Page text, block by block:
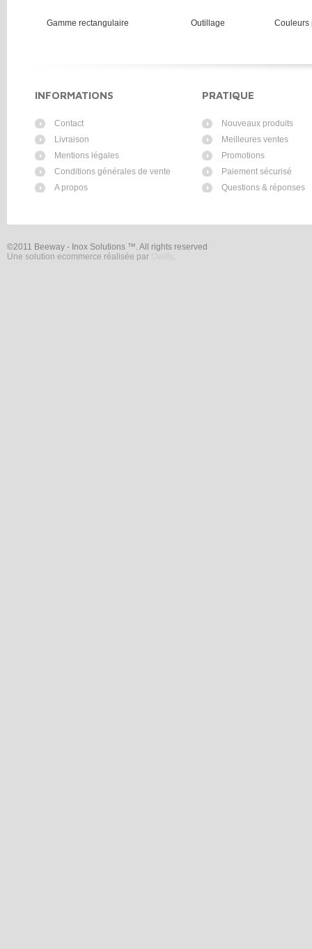
Gamme rectangulaire
Outillage
Couleurs
INFORMATIONS
Contact
Livraison
Mentions légales
Conditions générales de vente
A propos
PRATIQUE
Nouveaux produits
Meilleures ventes
Promotions
Paiement sécurisé
Questions & réponses
©2011 Beeway - Inox Solutions ™. All rights reserved
Une solution ecommerce réalisée par
.